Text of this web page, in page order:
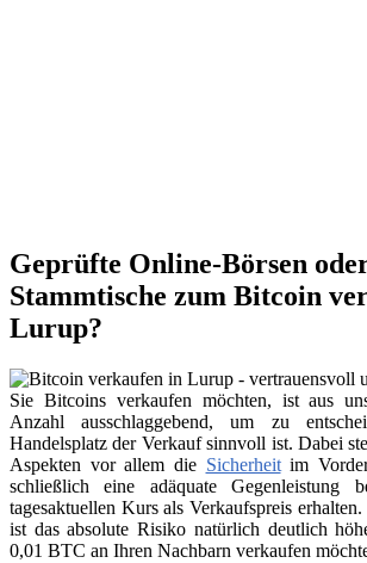
Geprüfte Online-Börsen
Stammtische zum Bitcoin
Lurup?
Sie Bitcoins verkaufen möchten, ist aus
Anzahl ausschlaggebend, um zu
Handelsplatz der Verkauf sinnvoll ist. Dabei
Aspekten vor allem die Sicherheitim
schließlich eine adäquate Gegenleistung
tagesaktuellen Kurs als Verkaufspreis
ist das absolute Risiko natürlich deutlich
0,01 BTC an Ihren Nachbarn verkaufen